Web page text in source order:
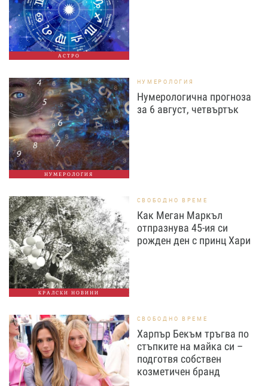
АСТРО
НУМЕРОЛОГИЯ
НУМЕРОЛОГИЯ
Нумерологична прогноза
за 6 август, четвъртък
КРАЛСКИ НОВИНИ
СВОБОДНО ВРЕМЕ
Как Меган Маркъл
отпразнува 45-ия си
рожден ден с принц Хари
СВОБОДНО ВРЕМЕ
Харпър Бекъм тръгва по
стъпките на майка си –
подготвя собствен
козметичен бранд